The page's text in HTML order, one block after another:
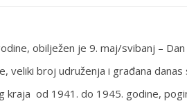
obilježen je 9. maj/svibanj –
veliki broj udruženja i građana
kraja od 1941. do 1945. godine,